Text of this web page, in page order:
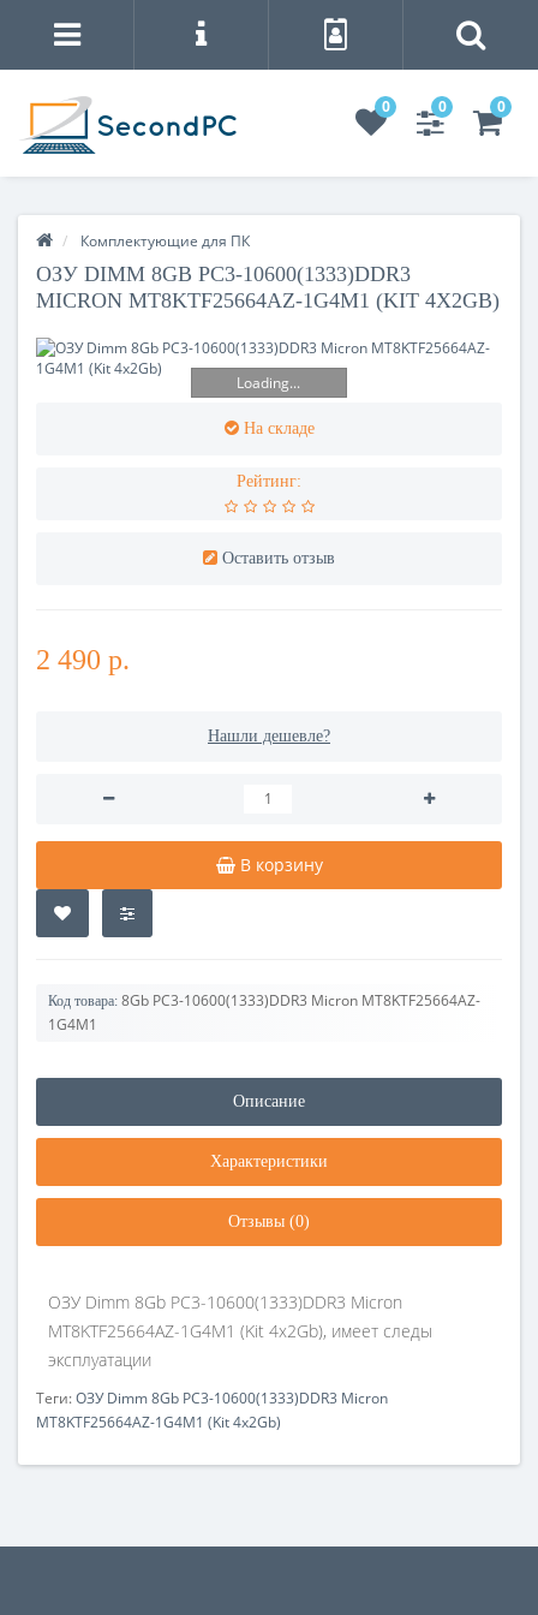
0 0 0
Комплектующие для ПК
ОЗУ DIMM 8GB PC3-10600(1333)DDR3
MICRON MT8KTF25664AZ-1G4M1 (KIT 4X2GB)
Loading...
На складе
Рейтинг:
Оставить отзыв
2 490 р.
Нашли дешевле?
В корзину
Код товара: 8Gb PC3-10600(1333)DDR3 Micron MT8KTF25664AZ-
1G4M1
Описание
Характеристики
Отзывы (0)
ОЗУ Dimm 8Gb PC3-10600(1333)DDR3 Micron
MT8KTF25664AZ-1G4M1 (Kit 4x2Gb), имеет следы
эксплуатации
Теги:ОЗУ Dimm 8Gb PC3-10600(1333)DDR3 Micron
MT8KTF25664AZ-1G4M1 (Kit 4x2Gb)